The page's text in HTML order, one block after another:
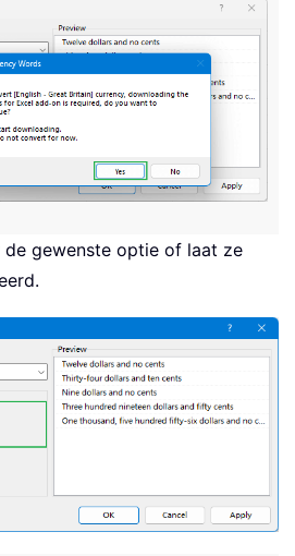
de gewenste optie of laat ze